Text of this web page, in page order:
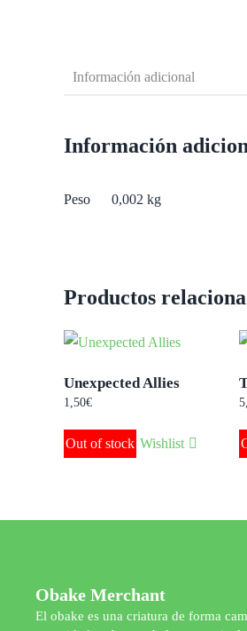
Información adicional
Información
Peso 0,002 kg
Productos
Unexpected Allies
1,50€
Out of stock Wishlist
Obake Merchant
El obake es una criatura de forma